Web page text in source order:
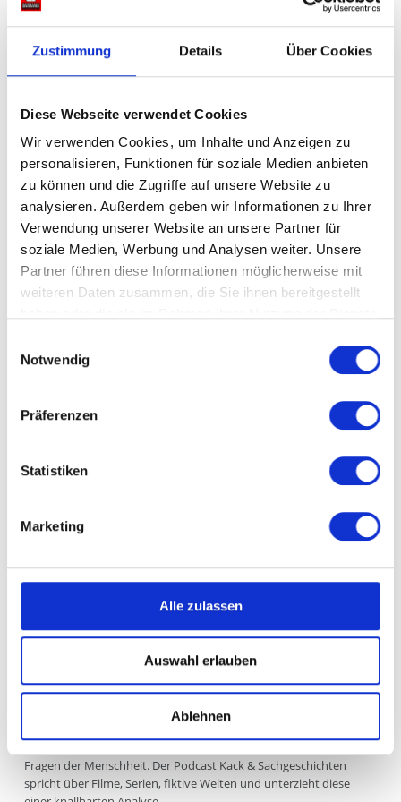
Zustimmung Details Über Cookies
Diese Webseite verwendet Cookies
Wir verwenden Cookies, um Inhalte und Anzeigen zu
personalisieren, Funktionen für soziale Medien anbieten
zu können und die Zugriffe auf unsere Website zu
analysieren. Außerdem geben wir Informationen zu Ihrer
Verwendung unserer Website an unsere Partner für
soziale Medien, Werbung und Analysen weiter. Unsere
Partner führen diese Informationen möglicherweise mit
weiteren Daten zusammen, die Sie ihnen bereitgestellt
Notwendig
Präferenzen
Statistiken
Marketing
Alle zulassen
Auswahl erlauben
Ablehnen
#142: Toy Story und der Weltschmerz
Die Toy Story Reihe
Verdammt nochmal, haben wir geflennt als sich Andy von seinen
Spielsachen verabschiedet hat. Wir stellen fest, wie sehr wir die
Toy Story Reihe lieben und wie viele ernste Themen darin
verarbeitet werden.
– – – – – – – – – –
WERBUNG
BLINKIST ist eine App, die interessante Sachbücher in
Folge dafür diesem Link:
PODCAST FOLGEN
Welche Naturgesetze herrschen in der Welt von Spongebob?
Welche psychische Störung hat Darth Vader? Welche politischen
Instanzen gibt es im Harry Potter Universum?
Fragen der Menschheit. Der Podcast Kack & Sachgeschichten
spricht über Filme, Serien, fiktive Welten und unterzieht diese